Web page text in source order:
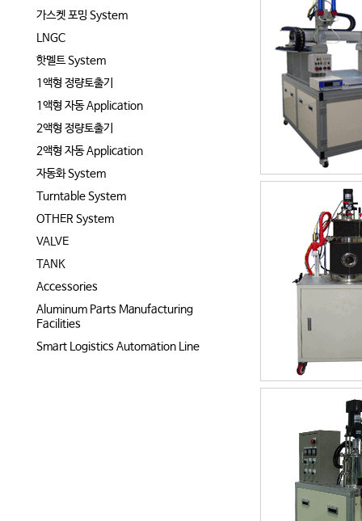
가스켓 포밍 System
LNGC
핫멜트 System
1액형 정량토출기
1액형 자동 Application
2액형 정량토출기
2액형 자동 Application
자동화 System
Turntable System
OTHER System
VALVE
TANK
Accessories
Aluminum Parts Manufacturing
Facilities
Smart Logistics Automation Line